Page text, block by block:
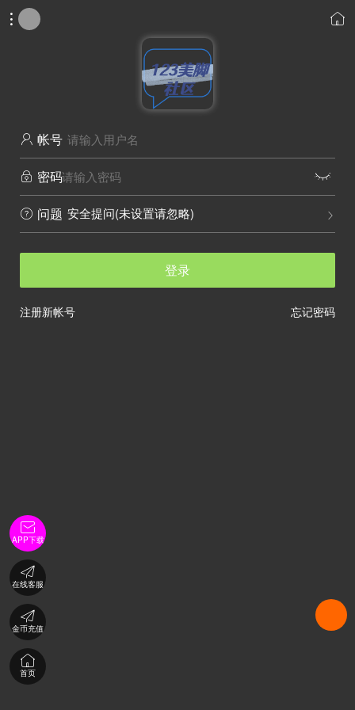
 
 帐号
 密码 
 问题 
安全提问(未设置请忽略)
登录
忘记密码
注册新帐号

APP下载

在线客服

金币充值

首页